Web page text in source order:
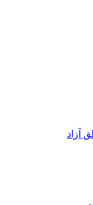
آزاد